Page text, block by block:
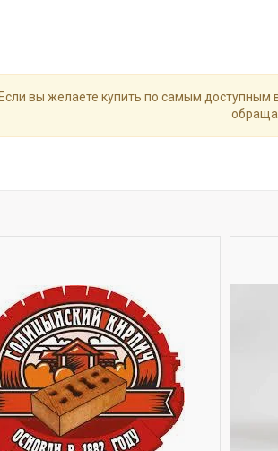
Если вы желаете купить по самым доступным